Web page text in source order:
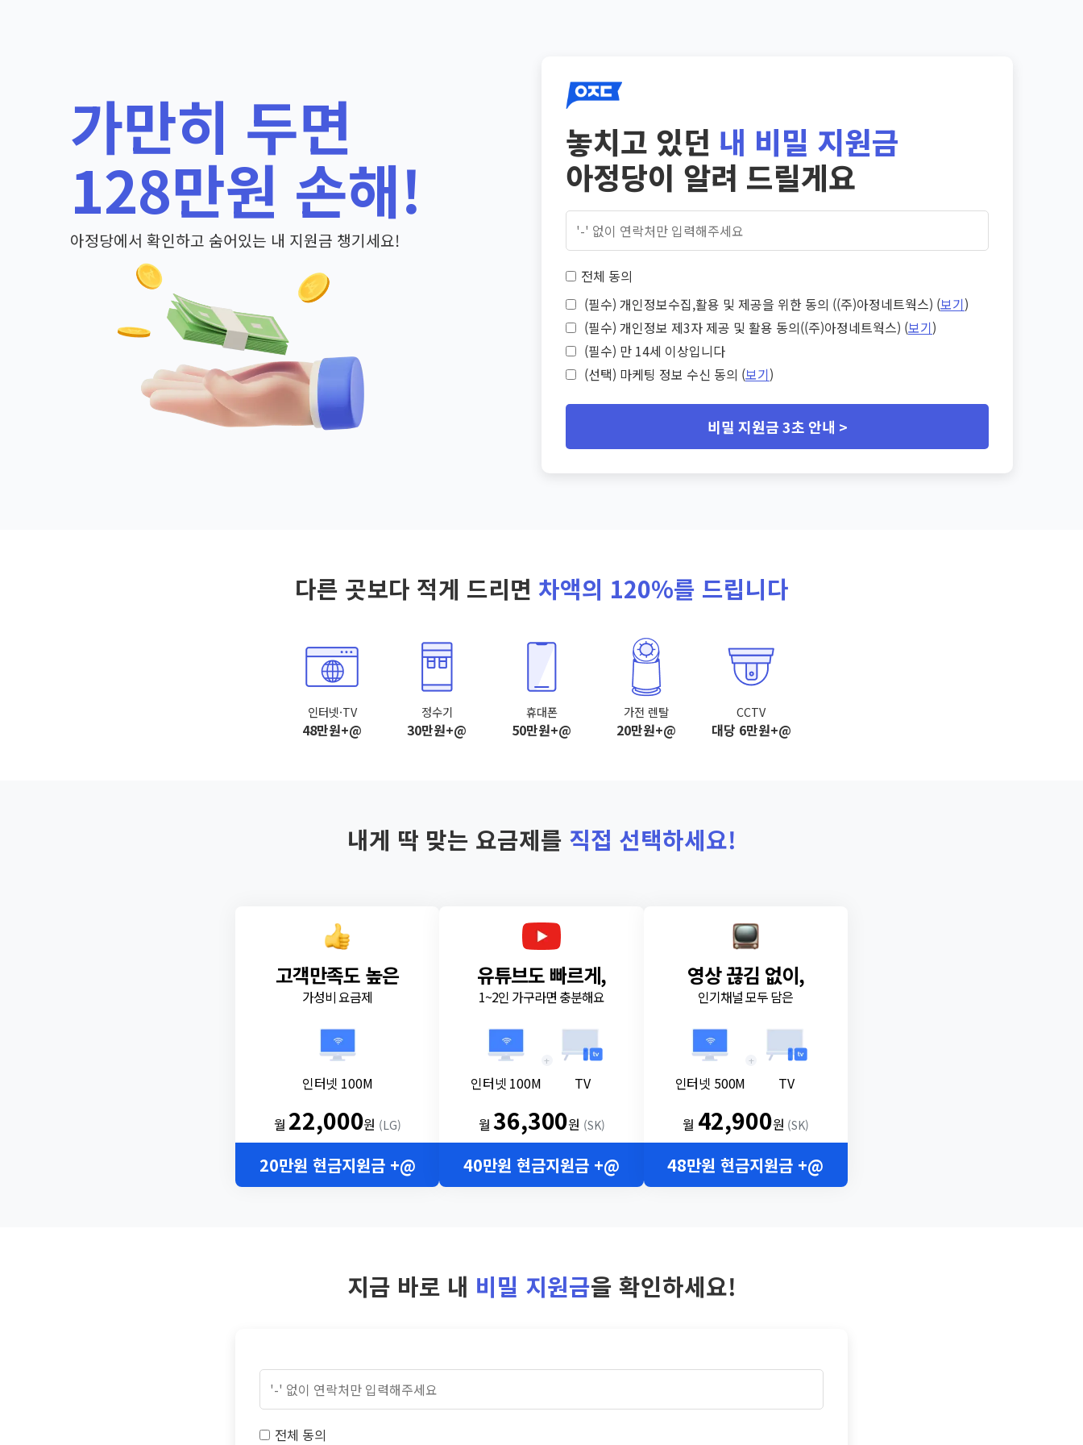
가만히 두면
128만원 손해!
아정당에서 확인하고 숨어있는 내 지원금 챙기세요!
놓치고 있던 내 비밀 지원금
아정당이 알려 드릴게요
전체 동의
(필수) 개인정보수집,활용 및 제공을 위한 동의 ((주)아정네트웍스) (보기)
(필수) 개인정보 제3자 제공 및 활용 동의((주)아정네트웍스) (보기)
(필수) 만 14세 이상입니다
(선택) 마케팅 정보 수신 동의 (보기)
비밀 지원금 3초 안내 >
다른 곳보다 적게 드리면 차액의 120%를 드립니다
인터넷·TV
48만원+@
정수기
30만원+@
휴대폰
50만원+@
가전 렌탈
20만원+@
CCTV
대당 6만원+@
내게 딱 맞는 요금제를 직접 선택하세요!
고객만족도 높은
가성비 요금제
인터넷 100M
월 22,000원 (LG)
20만원 현금지원금 +@
유튜브도 빠르게,
1~2인 가구라면 충분해요
인터넷 100M
+
TV
월36,300원 (SK)
40만원 현금지원금 +@
영상 끊김 없이,
인기채널 모두 담은
인터넷 500M
+
TV
월 42,900원 (SK)
48만원 현금지원금 +@
지금 바로 내 비밀 지원금을 확인하세요!
전체 동의